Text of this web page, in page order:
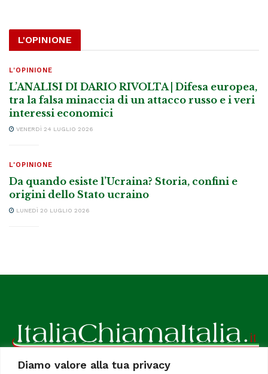
Diamo valore alla tua privacy
L'OPINIONE
L'OPINIONE
L’ANALISI DI DARIO RIVOLTA | Difesa europea,
tra la falsa minaccia di un attacco russo e i veri
interessi economici
VENERDÌ 24 LUGLIO 2026
L'OPINIONE
Da quando esiste l’Ucraina? Storia, confini e
origini dello Stato ucraino
LUNEDÌ 20 LUGLIO 2026